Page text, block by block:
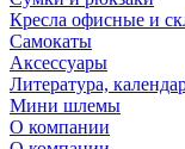
Кресла офисные и
Самокаты
Аксессуары
Литература,
Мини шлемы
О компании